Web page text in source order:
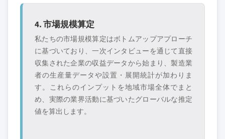
4. 市場規模算定
私たちの市場規模算定はボトムアップアプローチ
に基づいており、一次インタビューを通じて直接
収集された企業の収益データから始まり、製造業
者の生産量データや設置・展開統計が加わりま
す。これらのインプットを地域市場全体でまと
め、実際の業界活動に基づいたグローバルな推定
値を算出します。